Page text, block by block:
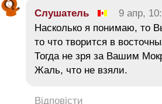
Слушатель 9 апр,
Насколько я понимаю, то
то что творится в
Тогда не зря за Вашим
Жаль, что не взяли.
Відповісти